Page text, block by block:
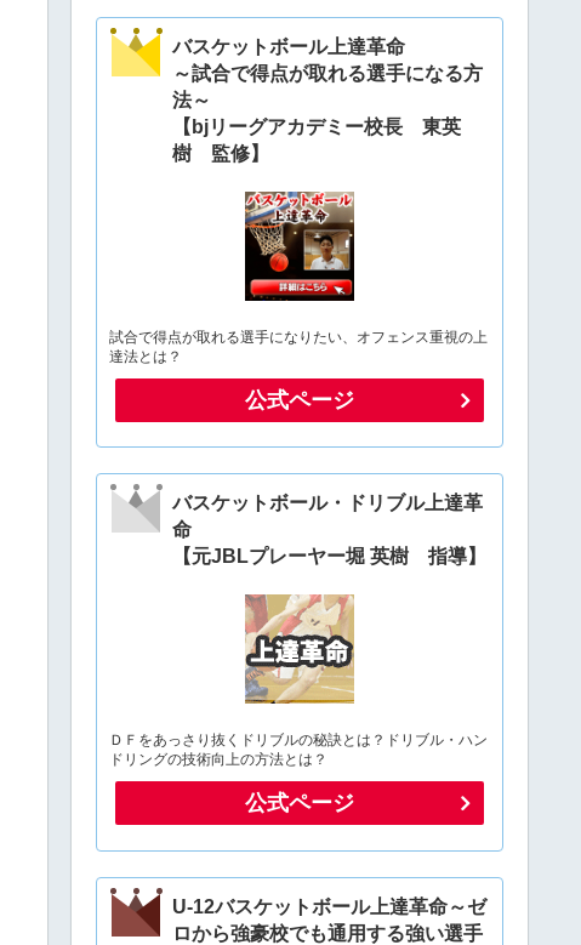
バスケットボール上達革命
～試合で得点が取れる選手になる方
法～
【bjリーグアカデミー校長 東英
樹 監修】
試合で得点が取れる選手になりたい、オフェンス重視の上
達法とは？
公式ページ
バスケットボール・ドリブル上達革
命
【元JBLプレーヤー堀 英樹 指導】
ＤＦをあっさり抜くドリブルの秘訣とは？ドリブル・ハン
ドリングの技術向上の方法とは？
公式ページ
U-12バスケットボール上達革命～ゼ
ロから強豪校でも通用する強い選手